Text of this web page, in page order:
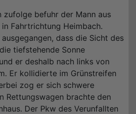
zufolge befuhr der Mann aus
Fahrtrichtung Heimbach.
dass die Sicht des
tiefstehende Sonne
er deshalb nach links von
Er kollidierte im Grünstreifen
zog er sich schwere
Rettungswagen brachte den
Der Pkw des Verunfallten